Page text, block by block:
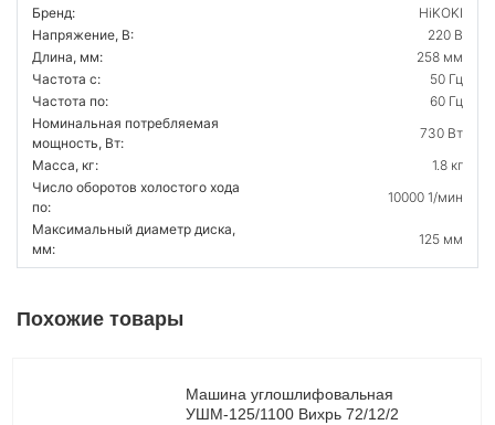
Бренд:
HiKOKI
Напряжение, В:
220 В
Длина, мм:
258 мм
Частота с:
50 Гц
Частота по:
60 Гц
Номинальная потребляемая
мощность, Вт:
730 Вт
Масса, кг:
1.8 кг
Число оборотов холостого хода
по:
10000 1/мин
Максимальный диаметр диска,
мм:
125 мм
Похожие товары
Машина углошлифовальная
УШМ-125/1100 Вихрь 72/12/2